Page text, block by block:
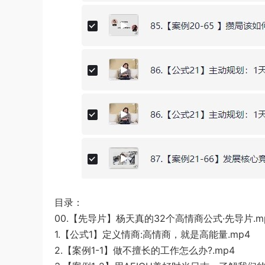
目录：
00.【先导片】杨天真的32个高情商公式·先导片
1.【公式1】定义情商:高情商，就是高能量.mp4
2.【案例1-1】做不擅长的工作怎么办?.mp4